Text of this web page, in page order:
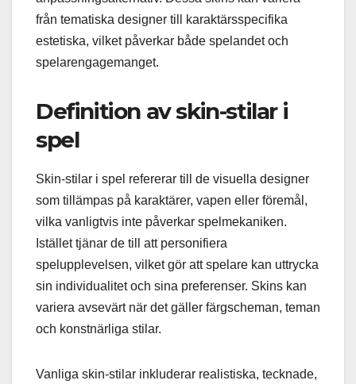
från tematiska designer till karaktärsspecifika
estetiska, vilket påverkar både spelandet och
spelarengagemanget.
Definition av skin-stilar i
spel
Skin-stilar i spel refererar till de visuella designer
som tillämpas på karaktärer, vapen eller föremål,
vilka vanligtvis inte påverkar spelmekaniken.
Istället tjänar de till att personifiera
spelupplevelsen, vilket gör att spelare kan uttrycka
sin individualitet och sina preferenser. Skins kan
variera avsevärt när det gäller färgscheman, teman
och konstnärliga stilar.
Vanliga skin-stilar inkluderar realistiska, tecknade,